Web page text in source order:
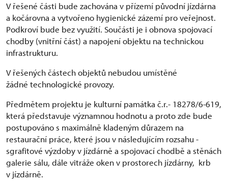
V řešené části bude zachována v přízemí původní jízdárna
a kočárovna a vytvořeno hygienické zázemí pro veřejnost.
Podkroví bude bez využití. Součásti je i obnova spojovací
chodby (vnitřní část) a napojení objektu na technickou
infrastrukturu.
V řešených částech objektů nebudou umístěné
žádné technologické provozy.
Předmětem projektu je kulturní památka č.r.- 18278/6-619,
která představuje významnou hodnotu a proto zde bude
postupováno s maximálně kladeným důrazem na
restaurační práce, které jsou v následujícím rozsahu -
sgrafitové výzdoby v jízdárně a spojovací chodbě a stěnách
galerie sálu, dále vitráže oken v prostorech jízdárny, krb
v jízdárně.